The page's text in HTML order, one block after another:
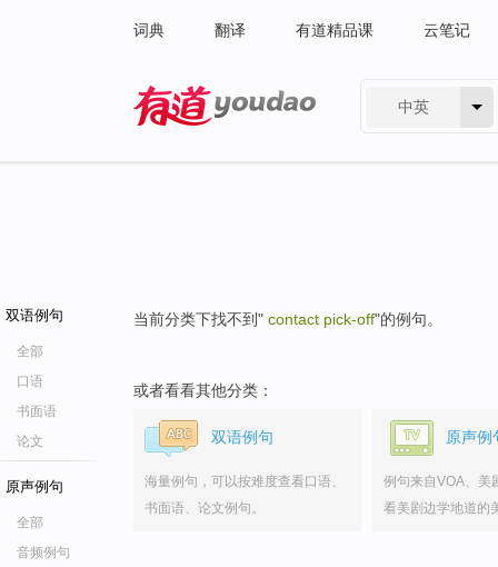
词典 翻译 有道精品课 云笔记
中英
双语例句
全部
口语
书面语
论文
原声例句
全部
音频例句
当前分类下找不到" contact pick-off"的例句。
或者看看其他分类：
双语例句
海量例句，可以按难度查看口语、
书面语、论文例句。
原声例
例句来自VOA、美
看美剧边学地道的